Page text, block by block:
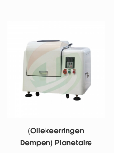
nanomaterialen, ontwikkeling
van nieuwe producten en
voorbereiding van de productie
van hightech materiaal in kleine
hoeveelheden.
(oliekeerringen
Dempen) Planetaire